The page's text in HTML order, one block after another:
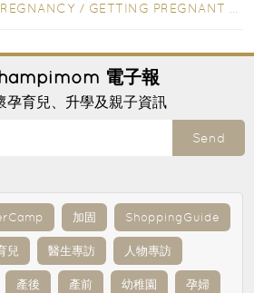
/ GETTING PREGNANT
電子報
孕育兒、升學及親子資訊
Send
加固 ShoppingGuide
兒 醫生專訪 人物專訪
產後 產前 幼稚園 孕婦